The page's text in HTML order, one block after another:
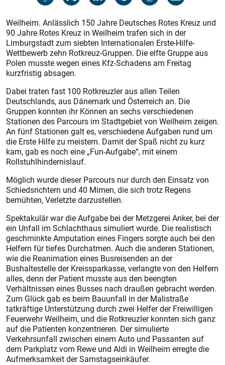
Weilheim. Anlässlich 150 Jahre Deutsches Rotes Kreuz und
90 Jahre Rotes Kreuz in Weilheim trafen sich in der
Limburgstadt zum siebten Internationalen Erste-Hilfe-
Wettbewerb zehn Rotkreuz-Gruppen. Die elfte Gruppe aus
Polen musste wegen eines Kfz-Schadens am Freitag
kurzfristig absagen.
Dabei traten fast 100 Rotkreuzler aus allen Teilen
Deutschlands, aus Dänemark und Österreich an. Die
Gruppen konnten ihr Können an sechs verschiedenen
Stationen des Parcours im Stadtgebiet von Weilheim zeigen.
An fünf Stationen galt es, verschiedene Aufgaben rund um
die Erste Hilfe zu meistern. Damit der Spaß nicht zu kurz
kam, gab es noch eine „Fun-Aufgabe“, mit einem
Rollstuhlhindernislauf.
Möglich wurde dieser Parcours nur durch den Einsatz von
Schiedsrichtern und 40 Mimen, die sich trotz Regens
bemühten, Verletzte darzustellen.
Spektakulär war die Aufgabe bei der Metzgerei Anker, bei der
ein Unfall im Schlachthaus simuliert wurde. Die realistisch
geschminkte Amputation eines Fingers sorgte auch bei den
Helfern für tiefes Durchatmen. Auch die anderen Stationen,
wie die Reanimation eines Busreisenden an der
Bushaltestelle der Kreissparkasse, verlangte von den Helfern
alles, denn der Patient musste aus den beengten
Verhältnissen eines Busses nach draußen gebracht werden.
Zum Glück gab es beim Bauunfall in der Malistraße
tatkräftige Unterstützung durch zwei Helfer der Freiwilligen
Feuerwehr Weilheim, und die Rotkreuzler konnten sich ganz
auf die Patienten konzentrieren. Der simulierte
Verkehrsunfall zwischen einem Auto und Passanten auf
dem Parkplatz vom Rewe und Aldi in Weilheim erregte die
Aufmerksamkeit der Samstagseinkäufer.